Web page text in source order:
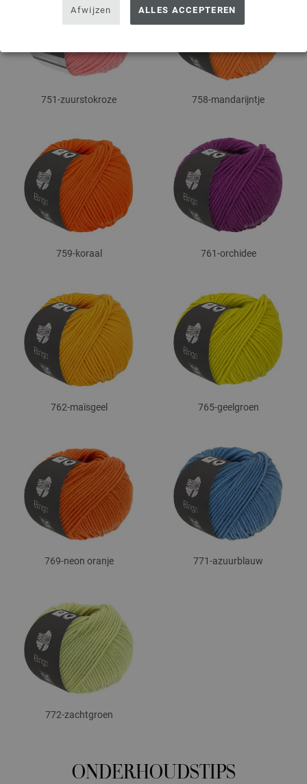
Afwijzen ALLES ACCEPTEREN
751-zuurstokroze 758-mandarijntje
759-koraal 761-orchidee
762-maïsgeel 765-geelgroen
769-neon oranje 771-azuurblauw
772-zachtgroen
ONDERHOUDSTIPS